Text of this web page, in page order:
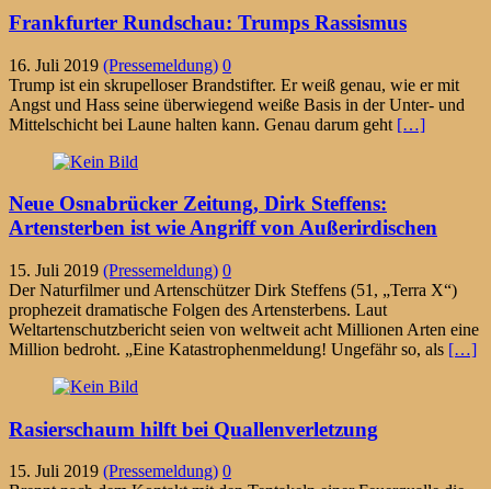
Frankfurter Rundschau: Trumps Rassismus
16. Juli 2019 (Pressemeldung) 0
Trump ist ein skrupelloser Brandstifter. Er weiß genau, wie er mit
Angst und Hass seine überwiegend weiße Basis in der Unter- und
Mittelschicht bei Laune halten kann. Genau darum geht […]
Neue Osnabrücker Zeitung, Dirk Steffens:
Artensterben ist wie Angriff von Außerirdischen
15. Juli 2019 (Pressemeldung) 0
Der Naturfilmer und Artenschützer Dirk Steffens (51, „Terra X“)
prophezeit dramatische Folgen des Artensterbens. Laut
Weltartenschutzbericht seien von weltweit acht Millionen Arten eine
Million bedroht. „Eine Katastrophenmeldung! Ungefähr so, als […]
Rasierschaum hilft bei Quallenverletzung
15. Juli 2019 (Pressemeldung) 0